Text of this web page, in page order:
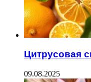
Цитрусовая
09.08.2025